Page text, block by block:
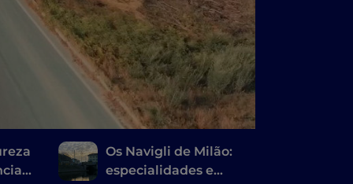
Os Navigli de Milão:
especialidades e